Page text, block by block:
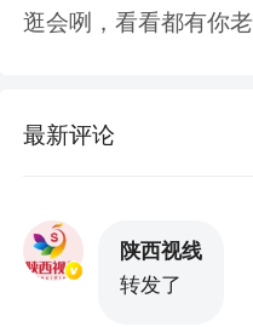
逛会咧，看看都有你老
最新评论
陕西视线
转发了